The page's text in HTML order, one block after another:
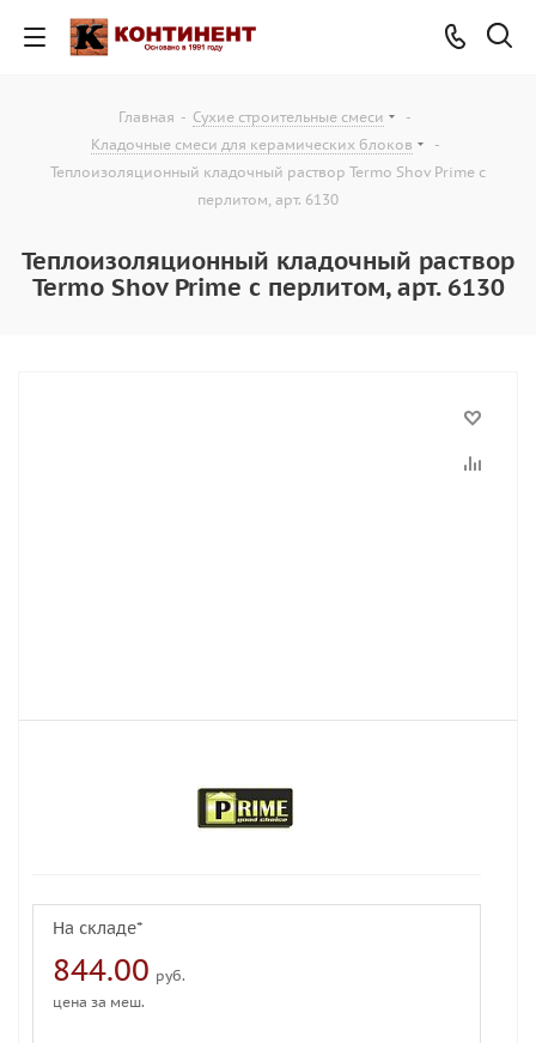
Главная - Сухие строительные смеси
-
Кладочные смеси для керамических блоков
-
Теплоизоляционный кладочный раствор Termo Shov Prime с
перлитом, арт. 6130
Теплоизоляционный кладочный раствор
Termo Shov Prime с перлитом, арт. 6130
На складе*
844.00 руб.
цена за меш.